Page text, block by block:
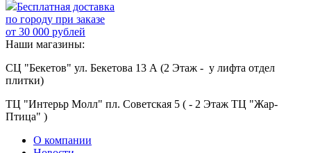
Бесплатная доставка
по городу при заказе
от 30 000 рублей
Наши магазины:
СЦ "Бекетов" ул. Бекетова 13 А (2 Этаж - у лифта отдел
плитки)
ТЦ "Интерьр Молл" пл. Советская 5 ( - 2 Этаж ТЦ "Жар-
Птица" )
О компании